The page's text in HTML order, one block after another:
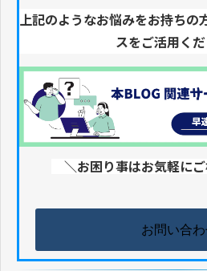
上記のようなお悩みをお持ち
スをご活用くだ
＼お困り事はお気軽に
お問い合